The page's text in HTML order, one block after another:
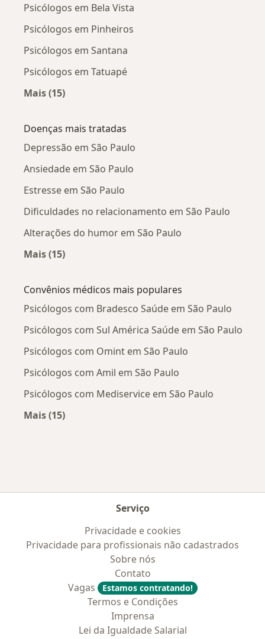
Psicólogos em Bela Vista
Psicólogos em Pinheiros
Psicólogos em Santana
Psicólogos em Tatuapé
Mais (15)
Doenças mais tratadas
Depressão em São Paulo
Ansiedade em São Paulo
Estresse em São Paulo
Dificuldades no relacionamento em São Paulo
Alterações do humor em São Paulo
Mais (15)
Convênios médicos mais populares
Psicólogos com Bradesco Saúde em São Paulo
Psicólogos com Sul América Saúde em São Paulo
Psicólogos com Omint em São Paulo
Psicólogos com Amil em São Paulo
Psicólogos com Mediservice em São Paulo
Mais (15)
Serviço
Privacidade e cookies
Privacidade para profissionais não cadastrados
Sobre nós
Contato
Vagas
Estamos contratando!
Termos e Condições
Imprensa
Lei da Igualdade Salarial